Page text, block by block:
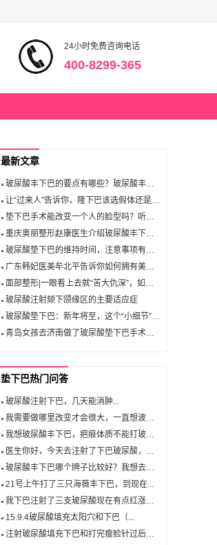
24小时免费咨询电话
400-8299-365
最新文章
玻尿酸丰下巴的要点有哪些？玻尿酸丰下巴能维持多久时间？
让“过来人”告诉你，隆下巴该选假体还是玻尿酸注射？
垫下巴手术能改变一个人的脸型吗？听听医生怎么说
重庆奥丽整形赵康医生介绍玻尿酸丰下巴会产生依赖吗？
玻尿酸垫下巴的维持时间，注意事项有啥？听听自贡西婵医学美容颜磊医生怎么说
广东韩妃医美牟北平告诉你如何拥有美丽迷人的下巴！
面部整形|一眼看上去就“苦大仇深”，如何成功改善？
玻尿酸注射颏下颌缘区的主要适应症
玻尿酸垫下巴：新年将至，这个“小细节”为您增添大魅力！
青岛女孩去济南做了玻尿酸垫下巴手术，讲讲其中的利弊仅供参考
垫下巴热门问答
玻尿酸注射下巴，几天能消肿...
我需要做哪里改变才会很大，一直想波尿...
我想玻尿酸丰下巴，疤痕体质不能打玻尿...
医生你好，今天去注射了下巴玻尿酸，感...
玻尿酸丰下巴哪个牌子比较好？我想去垫...
21号上午打了三只海薇丰下巴，到现在...
我下巴注射了三支玻尿酸现在有点红涨怎...
15.9.4玻尿酸填充太阳穴和下巴（...
注射玻尿酸填充下巴和打完瘦脸针过后才...